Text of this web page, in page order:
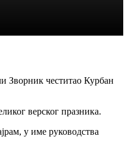
Зворник честитао Курбан
верског празника.
у име руководства